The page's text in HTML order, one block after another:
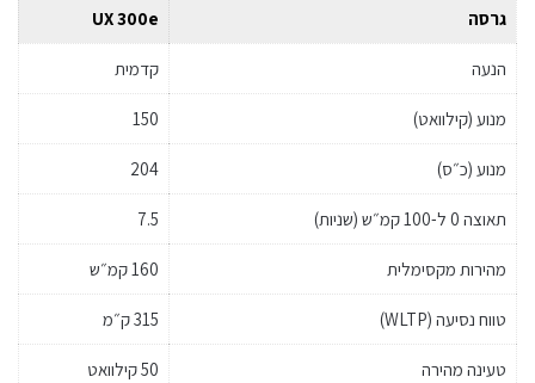
גרסה UX 300e
הנעה קדמית
מנוע (קילוואט) 150
מנוע (כ״ס) 204
תאוצה 0 ל-100 קמ״ש (שניות) 7.5
מהירות מקסימלית 160 קמ״ש
טווח נסיעה (WLTP) 315 ק״מ
טעינה מהירה 50 קילוואט